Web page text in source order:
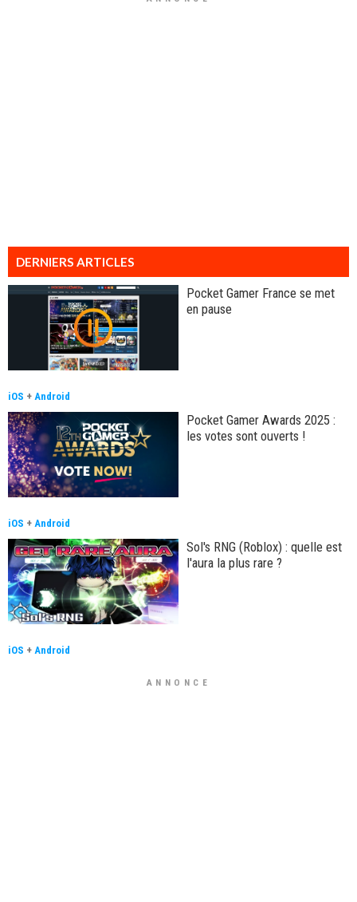
DERNIERS ARTICLES
Pocket Gamer France se met
en pause
iOS + Android
Pocket Gamer Awards 2025 :
les votes sont ouverts !
iOS + Android
Sol's RNG (Roblox) : quelle est
l'aura la plus rare ?
iOS + Android
ANNONCE